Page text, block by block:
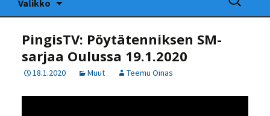
Valikko
PingisTV: Pöytätenniksen SM-
sarjaa Oulussa 19.1.2020
18.1.2020 Muut Teemu Oinas